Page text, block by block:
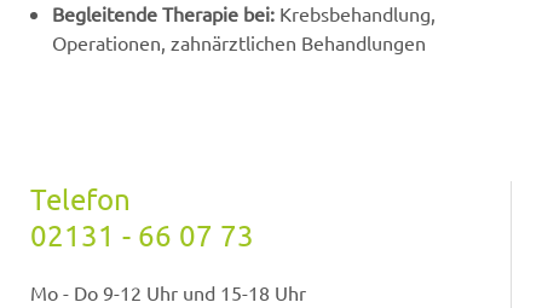
Begleitende Therapie bei: Krebsbehandlung,
Operationen, zahnärztlichen Behandlungen
Telefon
02131 - 66 07 73
Mo - Do 9-12 Uhr und 15-18 Uhr